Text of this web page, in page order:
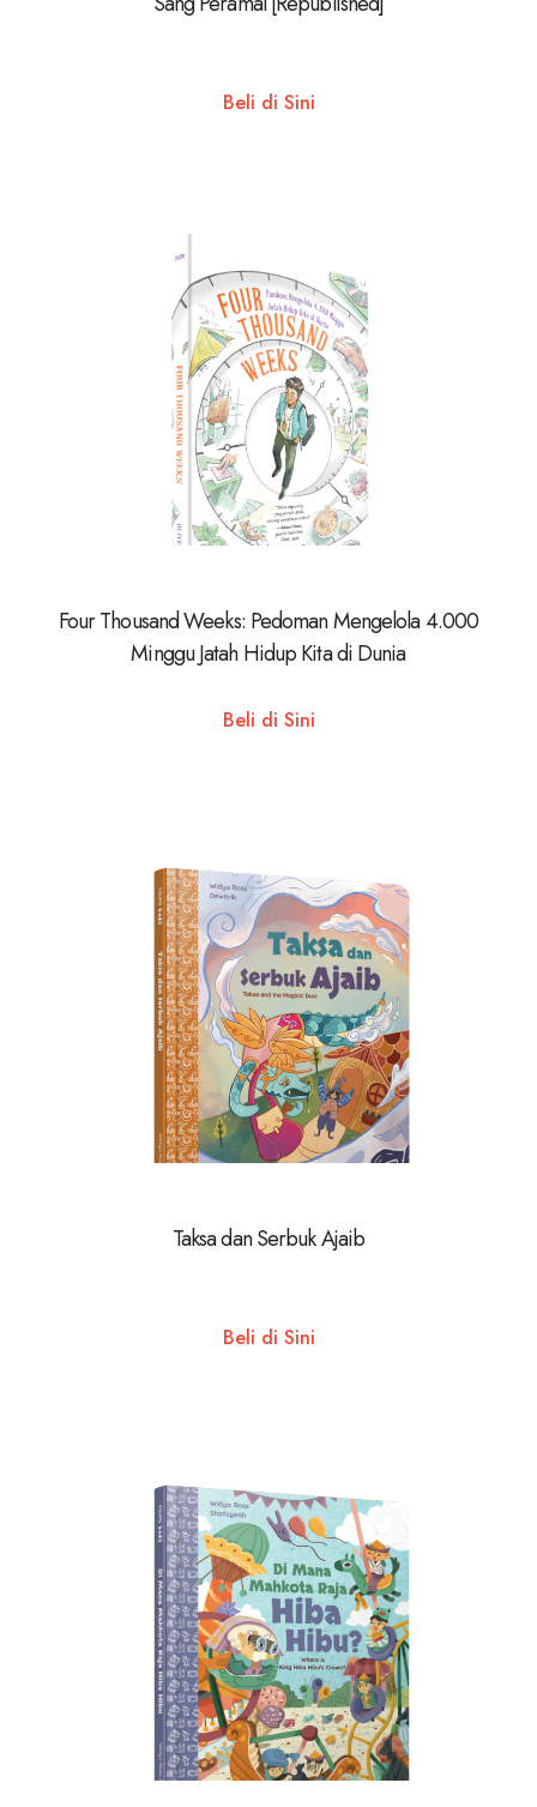
Beli di Sini
Four Thousand Weeks: Pedoman Mengelola 4.000
Minggu Jatah Hidup Kita di Dunia
Beli di Sini
Taksa dan Serbuk Ajaib
Beli di Sini